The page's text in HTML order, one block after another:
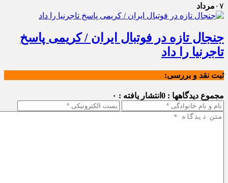
۰۷ مرداد
جنجال تازه در فوتبال ایران / کریمی پاسخ
تاجرنیا را داد
ثبت نقد و بررسی:
مجموع دیدگاهها : 0 انتشار یافته : ۰